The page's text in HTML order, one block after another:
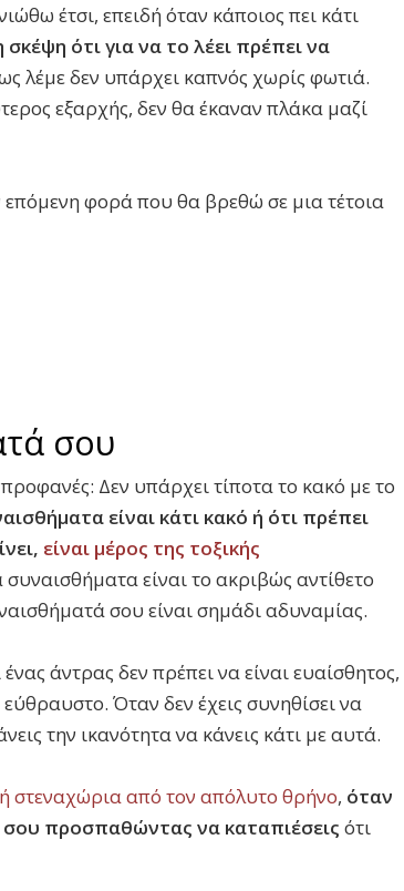
έτσι, επειδή όταν κάποιος πει κάτι
σκέψη ότι για να το λέει πρέπει να
λέμε δεν υπάρχει καπνός χωρίς φωτιά.
εξαρχής, δεν θα έκαναν πλάκα μαζί
φορά που θα βρεθώ σε μια τέτοια
σου
Δεν υπάρχει τίποτα το κακό με το
είναι κάτι κακό ή ότι πρέπει
είναι μέρος της τοξικής
συναισθήματα είναι το ακριβώς αντίθετο
σου είναι σημάδι αδυναμίας.
άντρας δεν πρέπει να είναι ευαίσθητος,
Όταν δεν έχεις συνηθίσει να
την ικανότητα να κάνεις κάτι με αυτά.
στεναχώρια από τον απόλυτο θρήνο, όταν
σου προσπαθώντας να καταπιέσεις ότι